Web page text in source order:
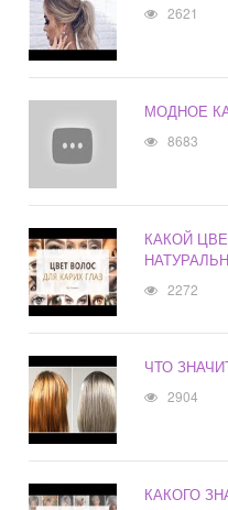
2621
МОДНОЕ
8683
КАКОЙ
2272
ЧТО
2904
КАКОГО